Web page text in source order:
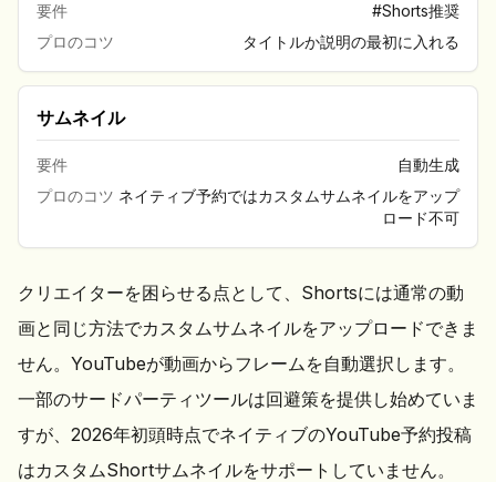
要件
#Shorts推奨
プロのコツ
タイトルか説明の最初に入れる
サムネイル
要件
自動生成
プロのコツ ネイティブ予約ではカスタムサムネイルをアップ
ロード不可
クリエイターを困らせる点として、Shortsには通常の動
画と同じ方法でカスタムサムネイルをアップロードできま
せん。YouTubeが動画からフレームを自動選択します。
一部のサードパーティツールは回避策を提供し始めていま
すが、2026年初頭時点でネイティブのYouTube予約投稿
はカスタムShortサムネイルをサポートしていません。